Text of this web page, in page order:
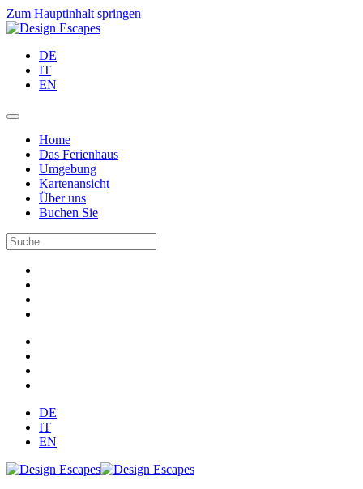
Zum Hauptinhalt springen
DE
IT
EN
Home
Das Ferienhaus
Umgebung
Kartenansicht
Über uns
Buchen Sie
DE
IT
EN